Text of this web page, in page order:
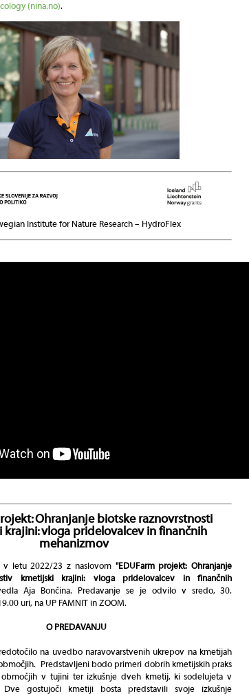
(nina.no).
Ohranjanje biotske raznovrstnosti
krajini: vloga pridelovalcev in finančnih
mehanizmov
v letu 2022/23 z naslovom "EDUFarm projekt: Ohranjanje
kmetijski krajini: vloga pridelovalcev in finančnih
Aja Bončina. Predavanje se je odvilo v sredo, 30.
uri, na UP FAMNIT in ZOOM.
O PREDAVANJU
na uvedbo naravovarstvenih ukrepov na kmetijah
Predstavljeni bodo primeri dobrih kmetijskih praks
območjih v tujini ter izkušnje dveh kmetij, ki sodelujeta v
Dve gostujoči kmetiji bosta predstavili svoje izkušnje